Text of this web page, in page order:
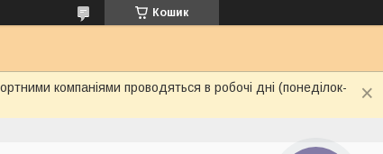
Кошик
компаніями проводяться в робочі дні (понеділок-